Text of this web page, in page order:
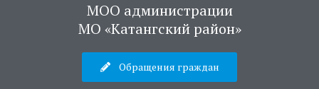
МОО администрации
МО «Катангский район»
Обращения граждан